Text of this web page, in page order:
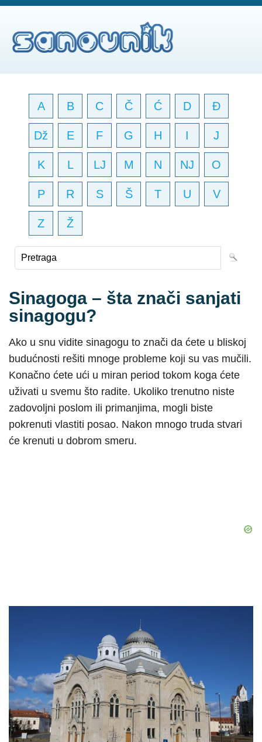
A B C Č Ć D Đ
Dž E F G H I J
K L LJ M N NJ O
P R S Š T U V
Z Ž
Sinagoga – šta znači sanjati
sinagogu?
Ako u snu vidite sinagogu to znači da ćete u bliskoj
budućnosti rešiti mnoge probleme koji su vas mučili.
Konačno ćete ući u miran period tokom koga ćete
uživati u svemu što radite. Ukoliko trenutno niste
zadovoljni poslom ili primanjima, mogli biste
pokrenuti vlastiti posao. Nakon mnogo truda stvari
će krenuti u dobrom smeru.